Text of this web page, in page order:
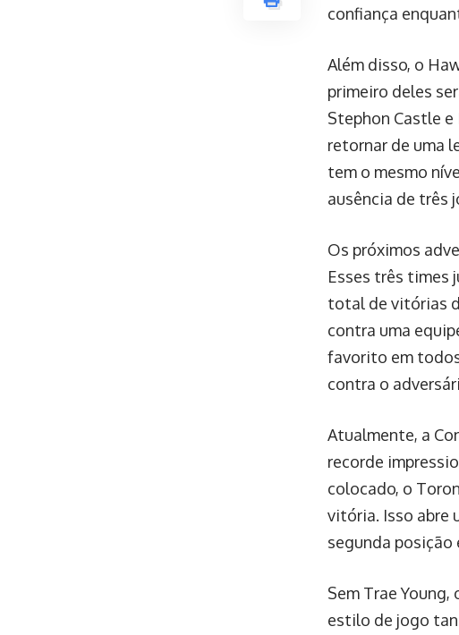
confiança
Além disso, o
primeiro deles
Stephon Castle e
retornar de uma
tem o mesmo
ausência de três
Os próximos
Esses três times
total de vitórias
contra uma
favorito em
contra o
Atualmente, a
recorde
colocado, o
vitória. Isso abre
segunda posição
Sem Trae
estilo de jogo